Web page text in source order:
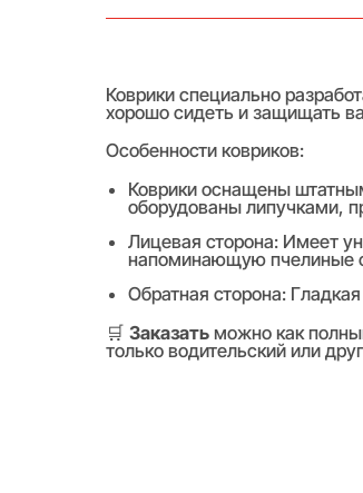
Коврики специально
хорошо сидеть и защищать
Особенности ковриков:
Коврики оснащены
оборудованы липучками,
Лицевая сторона: Имеет
напоминающую пчелиные
Обратная сторона:
🛒 Заказатьможно как
только водительский или